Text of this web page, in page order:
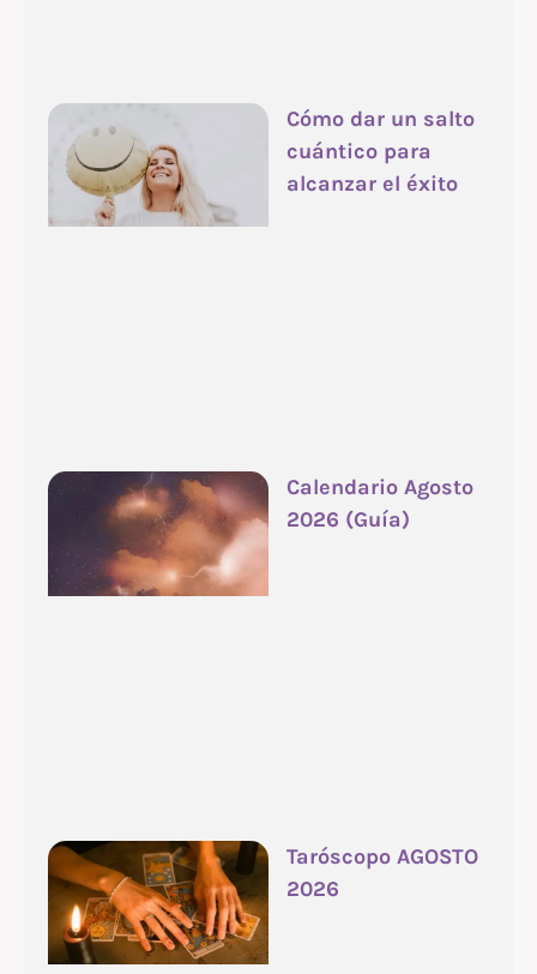
Cómo dar un salto
cuántico para
alcanzar el éxito
Calendario Agosto
2026 (Guía)
Taróscopo AGOSTO
2026